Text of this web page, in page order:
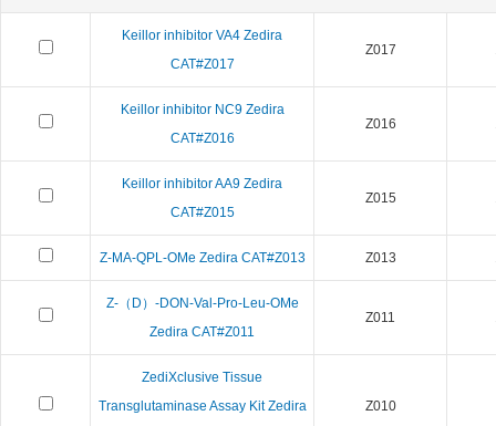
Keillor inhibitor VA4 Zedira
CAT#Z017
Z017
Keillor inhibitor NC9 Zedira
CAT#Z016
Z016
Keillor inhibitor AA9 Zedira
CAT#Z015
Z015
Z-MA-QPL-OMe Zedira CAT#Z013 Z013
Z-（D）-DON-Val-Pro-Leu-OMe
Zedira CAT#Z011
Z011
ZediXclusive Tissue
Transglutaminase Assay Kit Zedira
Z010